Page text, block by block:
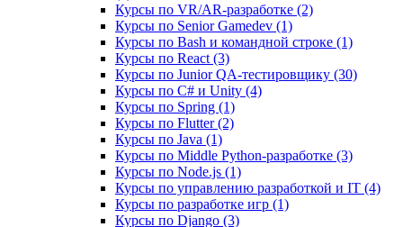
Курсы по VR/AR‑разработке (2)
Курсы по Senior Gamedev (1)
Курсы по Bash и командной строке (1)
Курсы по React (3)
Курсы по Junior QA-тестировщику (30)
Курсы по C# и Unity (4)
Курсы по Spring (1)
Курсы по Flutter (2)
Курсы по Java (1)
Курсы по Middle Python-разработке (3)
Курсы по Node.js (1)
Курсы по управлению разработкой и IT (4)
Курсы по разработке игр (1)
Курсы по Django (3)